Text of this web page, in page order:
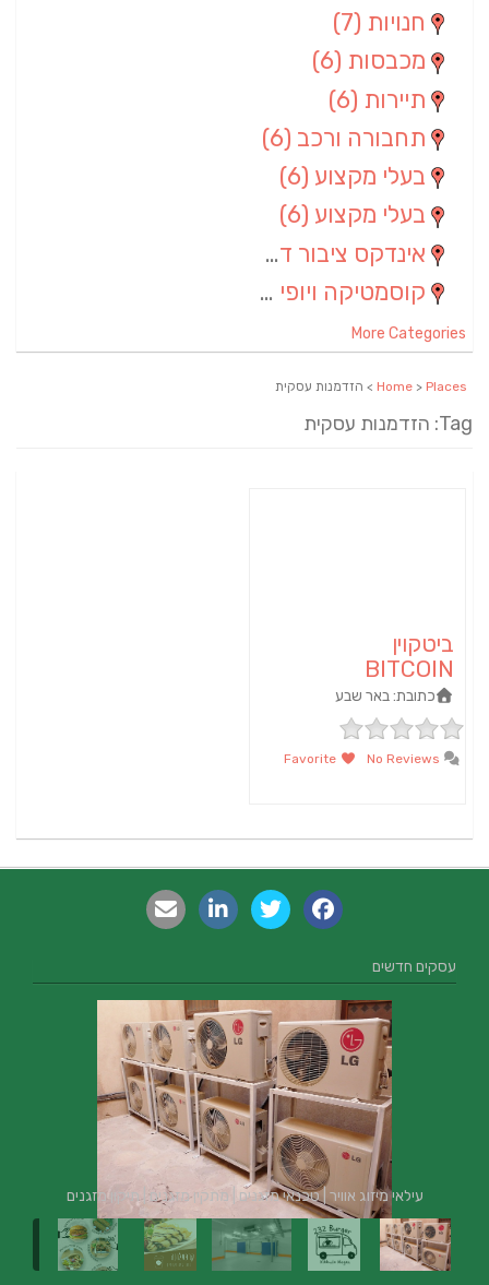
חנויות (7)
מכבסות (6)
תיירות (6)
תחבורה ורכב (6)
בעלי מקצוע (6)
בעלי מקצוע (6)
אינדקס ציבור דתי
קוסמטיקה ויופי (4)
More Categories
Home > Places > הזדמנות עסקית
Tag: הזדמנות עסקית
ביטקוין
BITCOIN
כתובת:באר שבע
עסקים חדשים
עילאי מיזוג אוויר | טכנאי מזגנים | מתקין מזגנים | תיקון מזגנים